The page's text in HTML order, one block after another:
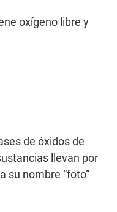
oxígeno libre y
de óxidos de
llevan por
su nombre “foto”